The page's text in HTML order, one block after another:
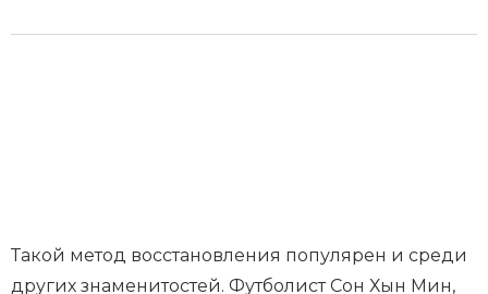
Такой метод восстановления популярен и среди
других знаменитостей. Футболист Сон Хын Мин,